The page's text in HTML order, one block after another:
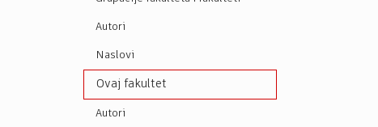
Autori
Naslovi
Ovaj fakultet
Autori